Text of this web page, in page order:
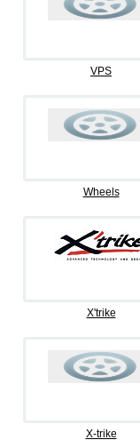
VPS
Wheels
X'trike
X-trike